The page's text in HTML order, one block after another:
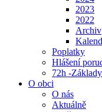
2023
2022
Archiv
Poplatky
Hlášení
72h -
O obci
O nás
Aktuálně